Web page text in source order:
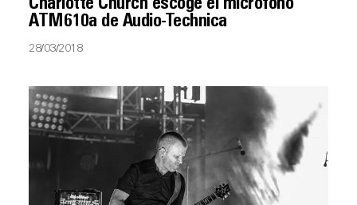
Charlotte Church escoge el micrófono
ATM610a de Audio-Technica
28/03/2018